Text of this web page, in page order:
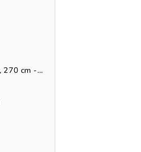
Moxon smyčka DOUBLE, 270 cm - Lovecké vodítko (přepínací)